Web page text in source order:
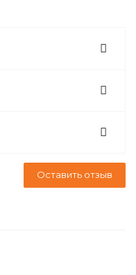
Оставить отзыв